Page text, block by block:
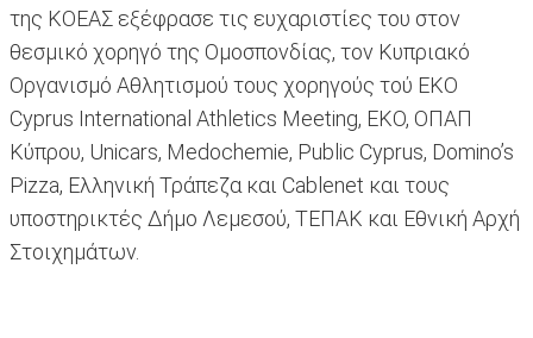
της ΚΟΕΑΣ εξέφρασε τις ευχαριστίες του στον
θεσμικό χορηγό της Ομοσπονδίας, τον Κυπριακό
Οργανισμό Αθλητισμού τους χορηγούς τού ΕΚΟ
Cyprus International Athletics Meeting, EKO, ΟΠΑΠ
Κύπρου, Unicars, Medochemie, Public Cyprus, Domino’s
Pizza, Ελληνική Τράπεζα και Cablenet και τους
υποστηρικτές Δήμο Λεμεσού, ΤΕΠΑΚ και Εθνική Αρχή
Στοιχημάτων.